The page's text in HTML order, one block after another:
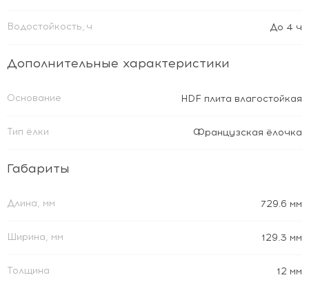
Водостойкость, ч До 4 ч
Дополнительные характеристики
Основание HDF плита влагостойкая
Тип ёлки Французская ёлочка
Габариты
Длина, мм 729.6 мм
Ширина, мм 129.3 мм
Толщина 12 мм